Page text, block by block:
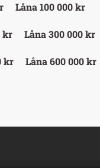
Låna 100 000 kr
kr Låna 300 000 kr
kr Låna 600 000 kr